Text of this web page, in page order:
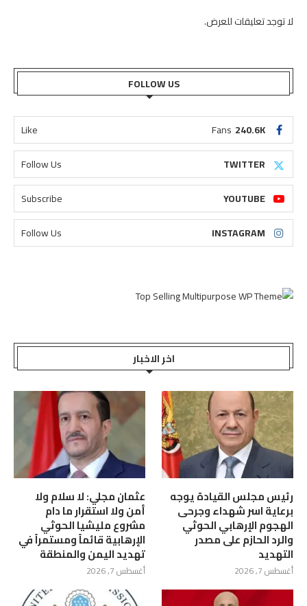
لا توجد تعليقات للعرض.
FOLLOW US
240.6K
Fans
Like
TWITTER
Follow Us
YOUTUBE
Subscribe
INSTAGRAM
Follow Us
اخر الاخبار
رئيس مجلس القيادة يوجه
برعاية اسر شهداء وجرحى
الهجوم الإرهابي الحوثي
والرد الحازم على مصدر
التهديد
أغسطس 7, 2026
عثمان مجلي: لا سلام ولا
أمن ولا استقرار ما دام
مشروع مليشيا الحوثي
الإرهابية قائماً ومستمراً في
تهديد اليمن والمنطقة
أغسطس 7, 2026